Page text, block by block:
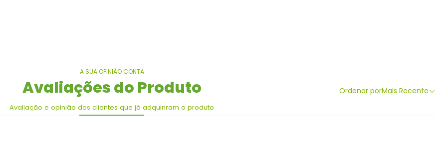
A SUA OPINIÃO CONTA
Avaliações do Produto
Avaliação e opinião dos clientes que já adquiriram o produto
Ordenar porMais Recente